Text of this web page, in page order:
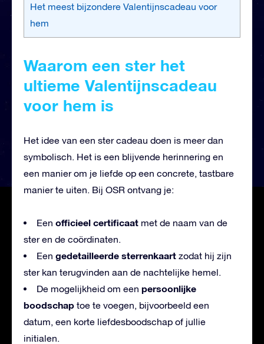
Het meest bijzondere Valentijnscadeau voor
hem
Waarom een ster het
ultieme Valentijnscadeau
voor hem is
Het idee van een ster cadeau doen is meer dan
symbolisch. Het is een blijvende herinnering en
een manier om je liefde op een concrete, tastbare
manier te uiten. Bij OSR ontvang je:
Een officieel certificaat met de naam van de
ster en de coördinaten.
Een gedetailleerde sterrenkaart zodat hij zijn
ster kan terugvinden aan de nachtelijke hemel.
De mogelijkheid om een persoonlijke
boodschap toe te voegen, bijvoorbeeld een
datum, een korte liefdesboodschap of jullie
initialen.